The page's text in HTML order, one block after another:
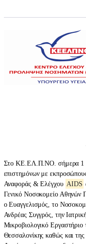
Στο ΚΕ.ΕΛ.Π.ΝΟ. σήμερα 1
επιστημόνων με
Αναφοράς & Ελέγχου AIDS
Γενικό Νοσοκομείο Αθηνών
ο Ευαγγελισμός, το
Ανδρέας Συγγρός, την
Μικροβιολογικό Εργαστήριο
Θεσσαλονίκης καθώς και